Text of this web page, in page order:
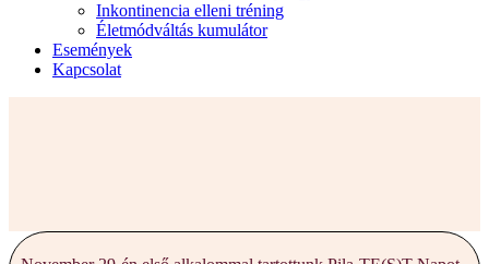
Inkontinencia elleni tréning
Életmódváltás kumulátor
Események
Kapcsolat